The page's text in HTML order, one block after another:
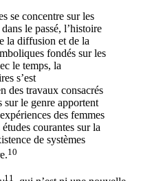
se concentre sur les
le passé, l’histoire
la diffusion et de la
fondés sur les
le temps, la
s’est
des travaux consacrés
sur le genre apportent
des femmes
courantes sur la
de systèmes
10
11